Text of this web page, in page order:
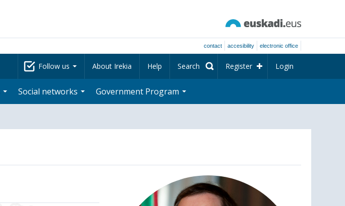
contact accesibility electronic office
Follow us About Irekia Help Search Register Login
Social networks Government Program